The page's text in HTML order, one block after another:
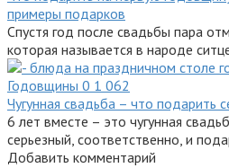
примеры подарков
Спустя год после свадьбы пара
которая называется в народе
Годовщины 0 1 062
Чугунная свадьба – что подарить
6 лет вместе – это чугунная
серьезный, соответственно, и
Добавить комментарий